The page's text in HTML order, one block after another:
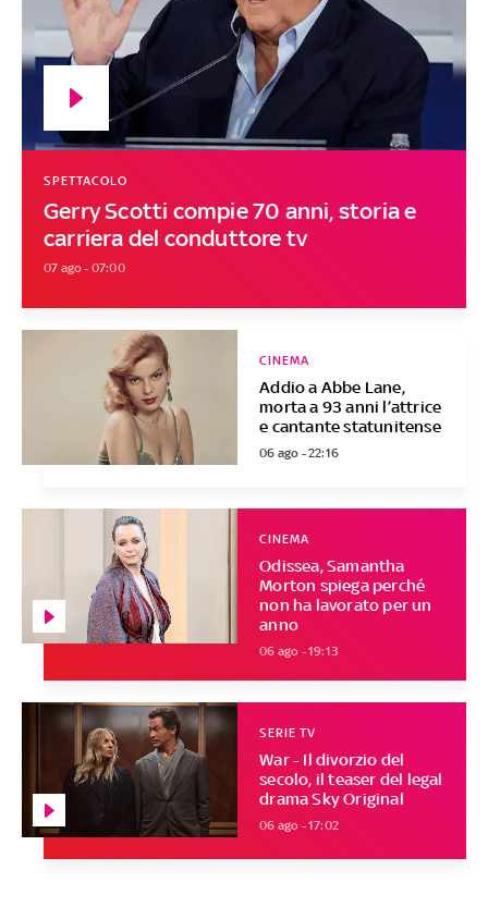
Gerry Scotti compie 70 anni, storia e
carriera del conduttore tv
SPETTACOLO
07 ago - 07:00
Addio a Abbe Lane,
morta a 93 anni l’attrice
e cantante statunitense
CINEMA
06 ago - 22:16
Odissea, Samantha
Morton spiega perché
non ha lavorato per un
anno
CINEMA
06 ago - 19:13
War - Il divorzio del
secolo, il teaser del legal
drama Sky Original
SERIE TV
06 ago - 17:02